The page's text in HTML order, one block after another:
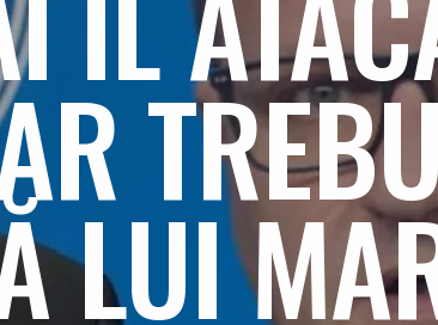
LUI